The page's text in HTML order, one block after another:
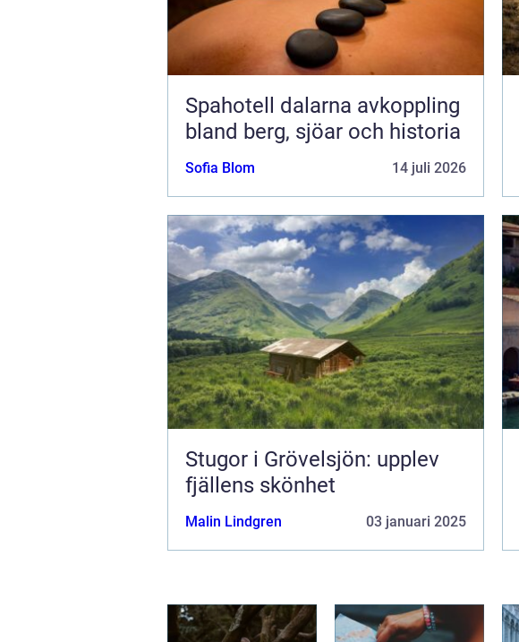
Spahotell dalarna avkoppling
bland berg, sjöar och historia
Sofia Blom 14 juli 2026
Stugor i Grövelsjön: upplev
fjällens skönhet
Malin Lindgren 03 januari 2025